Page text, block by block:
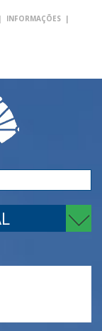
| INFORMAÇÕES |